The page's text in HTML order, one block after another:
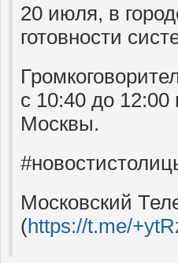
20 июля, в
готовности
с 10:40 до 12:00
Москвы.
Московский
(https://t.me/